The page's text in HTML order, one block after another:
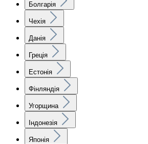
Болгарія
Чехія
Данія
Греція
Естонія
Фінляндія
Угорщина
Індонезія
Японія